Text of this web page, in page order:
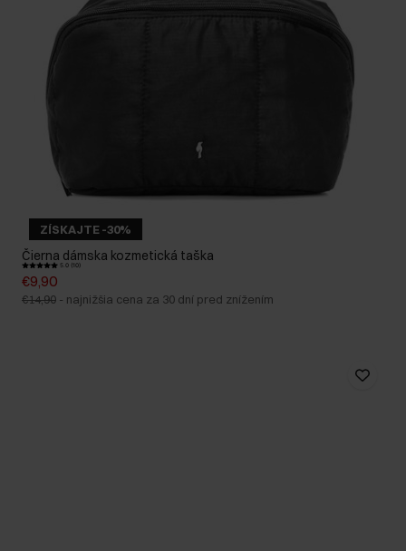
ZÍSKAJTE -30%
Čierna dámska kozmetická taška
5.0 (10)
€9,90
€14,90 - najnižšia cena za 30 dní pred znížením